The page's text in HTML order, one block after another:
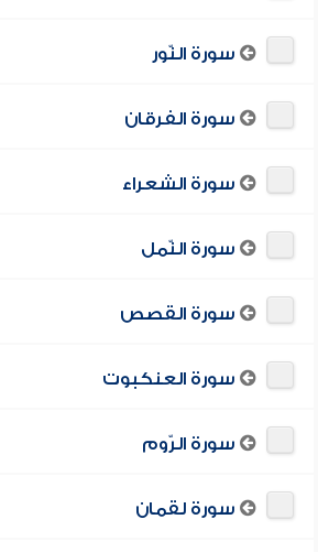
سورة النّور
سورة الفرقان
سورة الشعراء
سورة النّمل
سورة القصص
سورة العنكبوت
سورة الرّوم
سورة لقمان